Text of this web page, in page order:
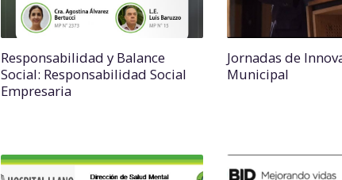
Responsabilidad y Balance
Social: Responsabilidad Social
Empresaria
Jornadas de
Municipal